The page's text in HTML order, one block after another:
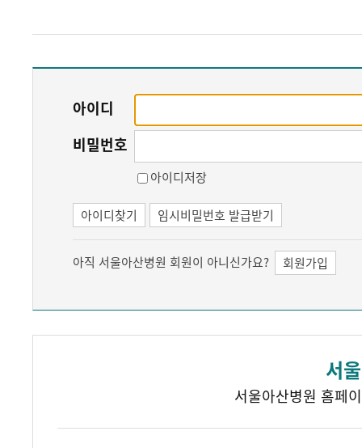
아이디
비밀번호
아이디저장
아이디찾기 임시비밀번호 발급받기
아직 서울아산병원 회원이 아니신가요? 회원가입
서
서울아산병원 홈페